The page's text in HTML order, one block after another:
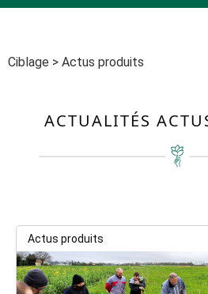
Ciblage > Actus produits
ACTUALITÉS
Actus produits